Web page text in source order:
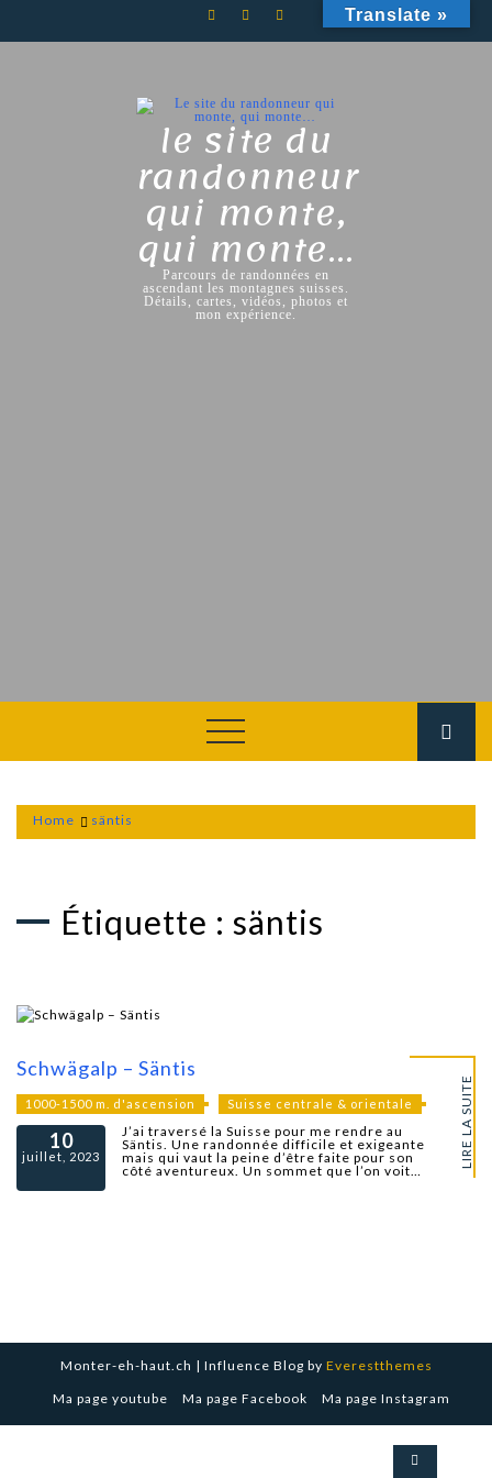
le site du
randonneur
qui monte,
qui monte…
Parcours de randonnées en
ascendant les montagnes suisses.
Détails, cartes, vidéos, photos et
mon expérience.
Home säntis
Étiquette : säntis
Schwägalp – Säntis
1000-1500 m. d'ascension Suisse centrale & orientale
10
juillet, 2023
J’ai traversé la Suisse pour me rendre au
Säntis. Une randonnée difficile et exigeante
mais qui vaut la peine d’être faite pour son
côté aventureux. Un sommet que l’on voit…
LIRE LA SUITE
Monter-eh-haut.ch | Influence Blog by Everestthemes
Ma page youtube
Ma page Facebook Ma page Instagram
Translate »